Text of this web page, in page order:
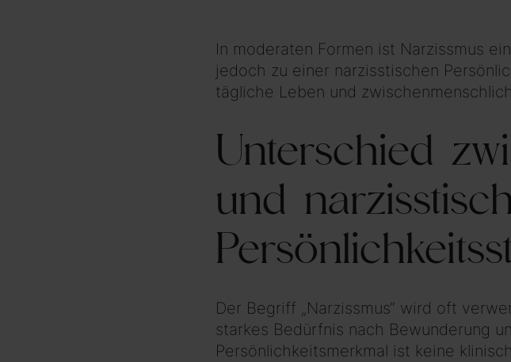
In moderaten Formen ist Narzissmus
jedoch zu einer narzisstischen
tägliche Leben und
Unterschied
und
Der Begriff „Narzissmus“ wird oft
starkes Bedürfnis nach Bewunderung
Persönlichkeitsmerkmal ist keine